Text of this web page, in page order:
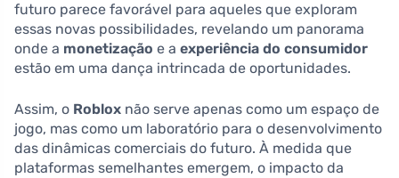
futuro parece favorável para aqueles que exploram
essas novas possibilidades, revelando um panorama
onde a monetização e a experiência do consumidor
estão em uma dança intrincada de oportunidades.
Assim, o Roblox não serve apenas como um espaço de
jogo, mas como um laboratório para o desenvolvimento
das dinâmicas comerciais do futuro. À medida que
plataformas semelhantes emergem, o impacto da